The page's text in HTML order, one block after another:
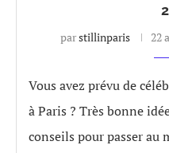
parstillinparis 22
Vous avez prévu de
à Paris ? Très bonne
conseils pour passer